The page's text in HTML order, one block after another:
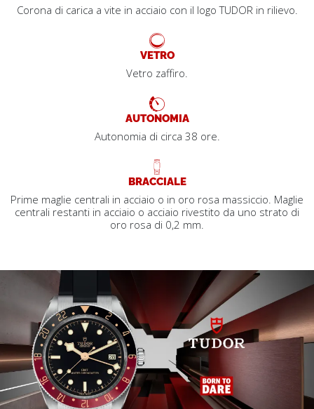
Corona di carica a vite in acciaio con il logo TUDOR in rilievo.
VETRO
Vetro zaffiro.
AUTONOMIA
Autonomia di circa 38 ore.
BRACCIALE
Prime maglie centrali in acciaio o in oro rosa massiccio. Maglie
centrali restanti in acciaio o acciaio rivestito da uno strato di
oro rosa di 0,2 mm.